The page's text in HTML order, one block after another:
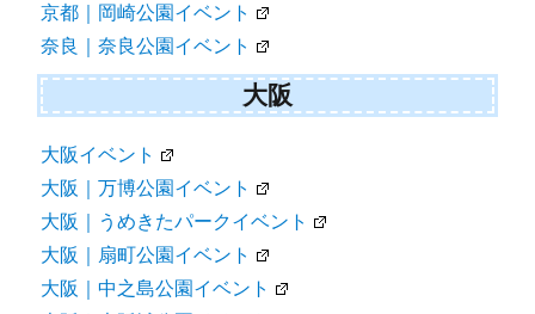
京都｜岡崎公園イベント
奈良｜奈良公園イベント
大阪
大阪イベント
大阪｜万博公園イベント
大阪｜うめきたパークイベント
大阪｜扇町公園イベント
大阪｜中之島公園イベント